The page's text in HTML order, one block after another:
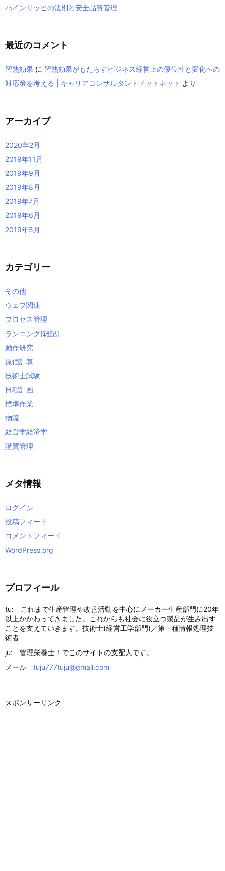
ハインリッヒの法則と安全品質管理
最近のコメント
習熟効果 に 習熟効果がもたらすビジネス経営上の優位性と変化への
対応策を考える | キャリアコンサルタントドットネット より
アーカイブ
2020年2月
2019年11月
2019年9月
2019年8月
2019年7月
2019年6月
2019年5月
カテゴリー
その他
ウェブ関連
プロセス管理
ランニング[雑記]
動作研究
原価計算
技術士試験
日程計画
標準作業
物流
経営学経済学
購買管理
メタ情報
ログイン
投稿フィード
コメントフィード
WordPress.org
プロフィール
tu: これまで生産管理や改善活動を中心にメーカー生産部門に20年
以上かかわってきました。これからも社会に役立つ製品が生み出す
ことを支えていきます。技術士(経営工学部門)／第一種情報処理技
術者
ju: 管理栄養士！でこのサイトの支配人です。
メール tuju777tuju@gmail.com
スポンサーリンク